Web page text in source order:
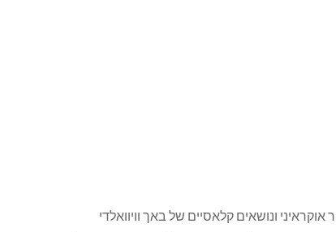
ונושאים קלאסיים של באך וויוואלדי